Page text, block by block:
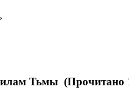
Тьмы (Прочитано